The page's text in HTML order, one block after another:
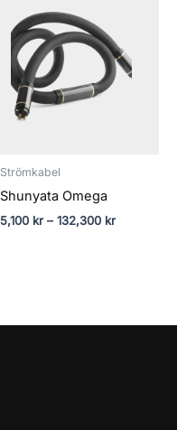
Strömkabel
Shunyata Omega
5,100 kr – 132,300 kr